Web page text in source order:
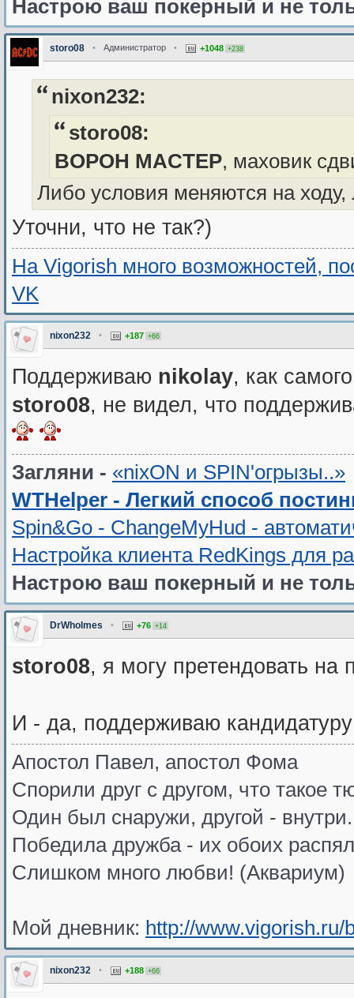
Настрою ваш покерный и не
storo08 • Администратор • +1048 +238
nixon232:
storo08:
BOPOH MACTEP, маховик
Либо условия меняются на
Уточни, что не так?)
На Vigorish много возможностей,
VK
nixon232 • +187 +66
Поддерживаю nikolay, как
storo08, не видел, что
Загляни - «nixON и SPIN'oгрызы..»
WTHelper - Легкий способ
Spin&Go - ChangeMyHud -
Настройка клиента RedKings для
Настрою ваш покерный и не
DrWholmes • +76 +14
storo08, я могу претендовать на
И - да, поддерживаю
Апостол Павел, апостол Фома
Спорили друг с другом, что такое
Один был снаружи, другой - внутри.
Победила дружба - их обоих
Слишком много любви! (Аквариум)
Мой дневник: http://www.vigorish.ru/
nixon232 • +188 +66